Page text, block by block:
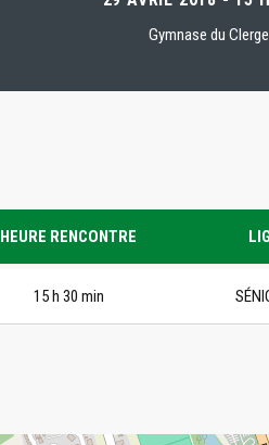
Gymnase du
HEURE RENCONTRE
15 h 30 min